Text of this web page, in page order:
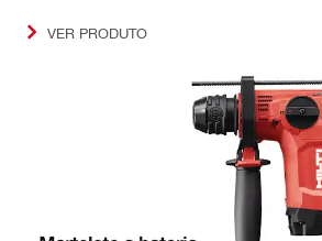
VER PRODUTO